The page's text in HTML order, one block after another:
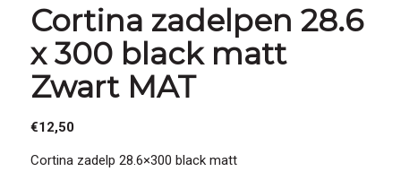
Cortina zadelpen 28.6
x 300 black matt
Zwart MAT
€12,50
Cortina zadelp 28.6×300 black matt